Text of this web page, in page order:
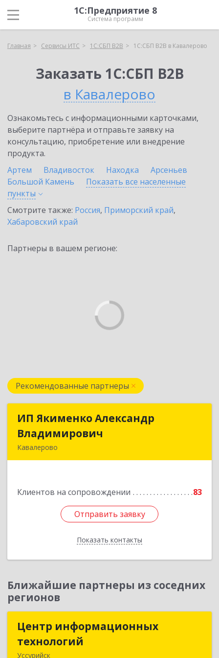
1С:Предприятие 8
Система программ
Главная Сервисы ИТС 1С:СБП B2B 1С:СБП B2B в Кавалерово
Заказать 1С:СБП B2B
в Кавалерово
Ознакомьтесь с информационными карточками,
выберите партнёра и отправьте заявку на
консультацию, приобретение или внедрение
продукта.
Артем
Владивосток Находка
Арсеньев
Большой Камень
Показать все населенные
пункты
Смотрите также: Россия, Приморский край,
Хабаровский край
Партнеры в вашем регионе:
Рекомендованные партнеры
ИП Якименко Александр
Владимирович
Кавалерово
Клиентов на сопровождении 83
Отправить заявку
Показать контакты
ИП Якименко Александр
Подробнее
Отправить заявку
Назад
Ближайшие партнеры из соседних
регионов
Центр информационных
технологий
Уссурийск
Центр информационных